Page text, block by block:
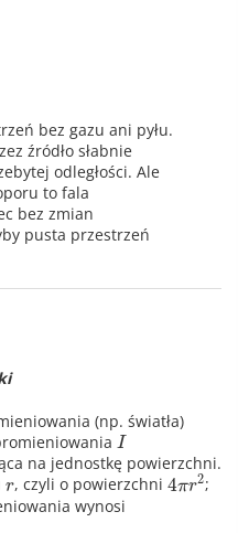
bez gazu ani pyłu.
źródło słabnie
odległości. Ale
to fala
bez zmian
pusta przestrzeń
(np. światła)
I
na jednostkę powierzchni.
r, czyli o powierzchni4πr2;
wynosi